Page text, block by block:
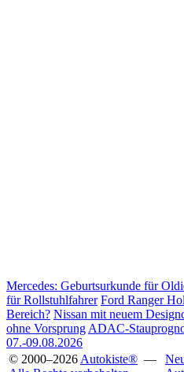
Mercedes: Geburtsurkunde für
für Rollstuhlfahrer Ford Ranger
Bereich? Nissan mit neuem
ohne Vorsprung ADAC-
07.-09.08.2026
© 2000–2026 Autokiste® —